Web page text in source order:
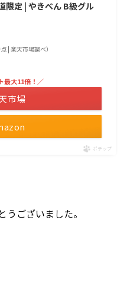
限定 | やきべん B級グル
| 楽天市場調べ）
最大11倍！／
市場
ポチップ
ございました。